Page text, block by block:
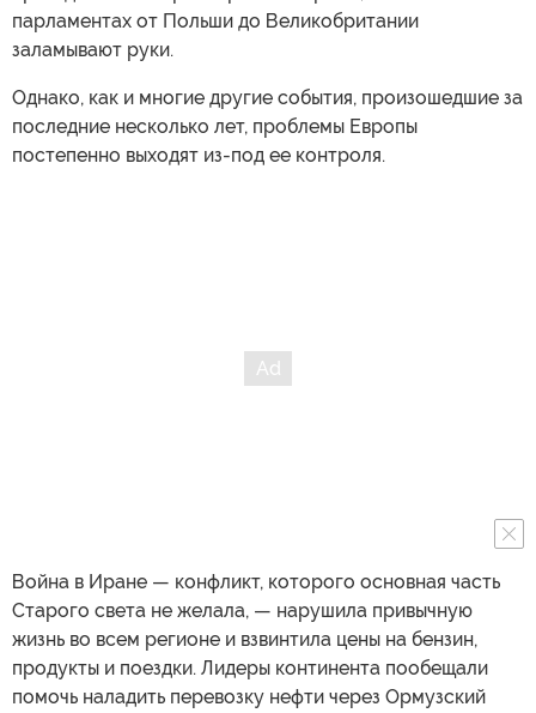
парламентах от Польши до Великобритании
заламывают руки.
Однако, как и многие другие события, произошедшие за
последние несколько лет, проблемы Европы
постепенно выходят из-под ее контроля.
Война в Иране — конфликт, которого основная часть
Старого света не желала, — нарушила привычную
жизнь во всем регионе и взвинтила цены на бензин,
продукты и поездки. Лидеры континента пообещали
помочь наладить перевозку нефти через Ормузский